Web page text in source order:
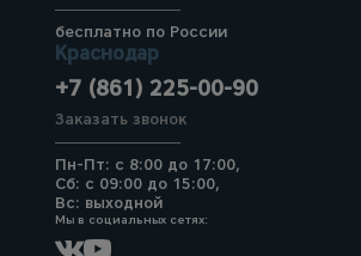
бесплатно по России
Краснодар
+7 (861) 225-00-90
Заказать звонок
Пн-Пт: с 8:00 до 17:00,
Сб: с 09:00 до 15:00,
Вс: выходной
Мы в социальных сетях: